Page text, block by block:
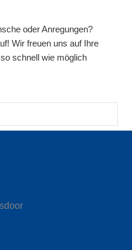
oder Anregungen?
Wir freuen uns auf Ihre
schnell wie möglich